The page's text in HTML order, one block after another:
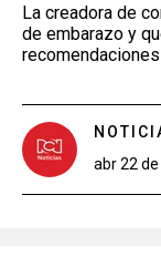
La creadora de
de embarazo y
abr 22